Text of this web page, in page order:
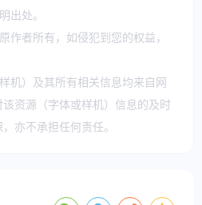
出处。
作者所有，如侵犯到您的权益，
机）及其所有相关信息均来自网
资源（字体或样机）信息的及时
亦不承担任何责任。